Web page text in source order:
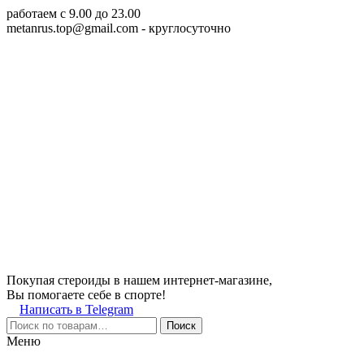
работаем c 9.00 до 23.00
metanrus.top@gmail.com - круглосуточно
Покупая стероиды в нашем интернет-магазине,
Вы помогаете себе в спорте!
Написать в Telegram
Поиск
Меню